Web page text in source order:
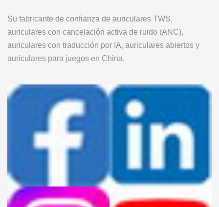
Su fabricante de confianza de auriculares TWS,
auriculares con cancelación activa de ruido (ANC),
auriculares con traducción por IA, auriculares abiertos y
auriculares para juegos en China.